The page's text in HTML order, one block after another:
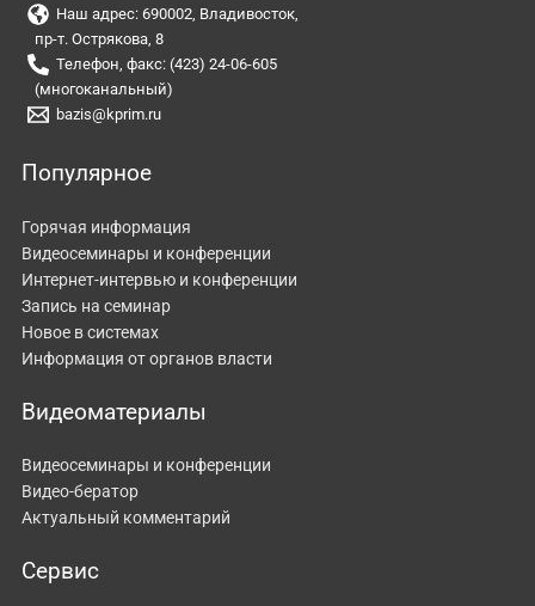
Наш адрес: 690002, Владивосток,
пр-т. Острякова, 8
Телефон, факс: (423) 24-06-605
(многоканальный)
bazis@kprim.ru
Популярное
Горячая информация
Видеосеминары и конференции
Интернет-интервью и конференции
Запись на семинар
Новое в системах
Информация от органов власти
Видеоматериалы
Видеосеминары и конференции
Видео-бератор
Актуальный комментарий
Сервис